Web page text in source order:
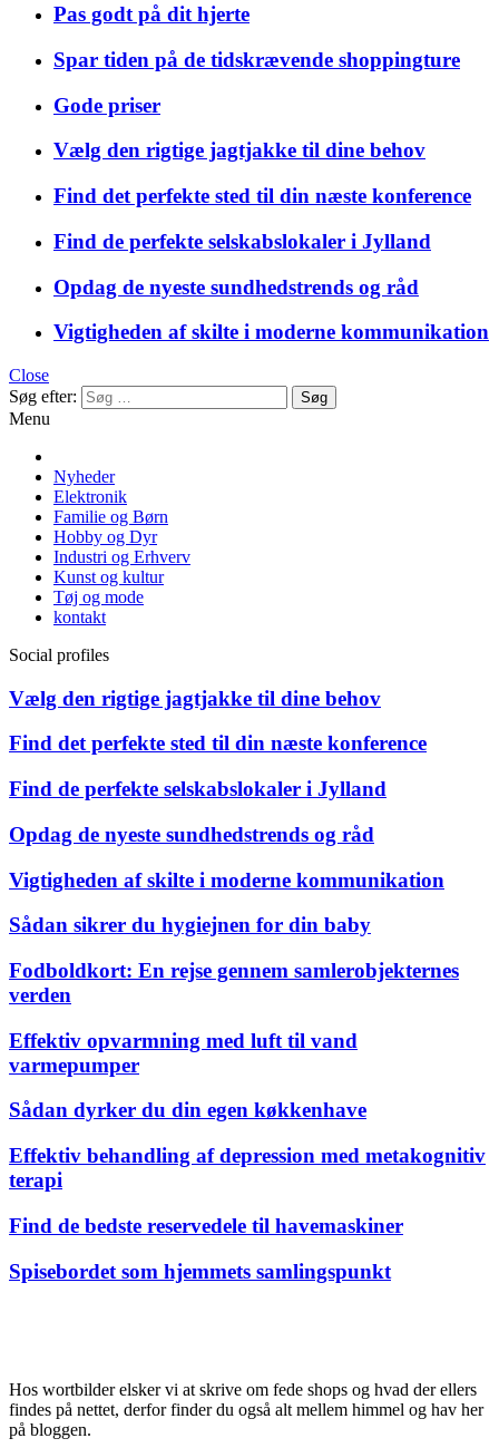
Pas godt på dit hjerte
Spar tiden på de tidskrævende shoppingture
Gode priser
Vælg den rigtige jagtjakke til dine behov
Find det perfekte sted til din næste konference
Find de perfekte selskabslokaler i Jylland
Opdag de nyeste sundhedstrends og råd
Vigtigheden af skilte i moderne kommunikation
Close
Søg efter:
Menu
Nyheder
Elektronik
Familie og Børn
Hobby og Dyr
Industri og Erhverv
Kunst og kultur
Tøj og mode
kontakt
Social profiles
Vælg den rigtige jagtjakke til dine behov
Find det perfekte sted til din næste konference
Find de perfekte selskabslokaler i Jylland
Opdag de nyeste sundhedstrends og råd
Vigtigheden af skilte i moderne kommunikation
Sådan sikrer du hygiejnen for din baby
Fodboldkort: En rejse gennem samlerobjekternes
verden
Effektiv opvarmning med luft til vand
varmepumper
Sådan dyrker du din egen køkkenhave
Effektiv behandling af depression med metakognitiv
terapi
Find de bedste reservedele til havemaskiner
Spisebordet som hjemmets samlingspunkt
Hos wortbilder elsker vi at skrive om fede shops og hvad der ellers
findes på nettet, derfor finder du også alt mellem himmel og hav her
på bloggen.